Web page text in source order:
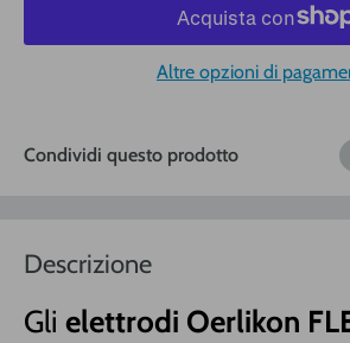
Altre opzioni di
Condividi questo prodotto
Descrizione
Gli elettrodi Oerlikon